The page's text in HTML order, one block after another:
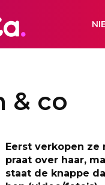
& co
Eerst verkopen ze
praat over haar,
staat de knappe